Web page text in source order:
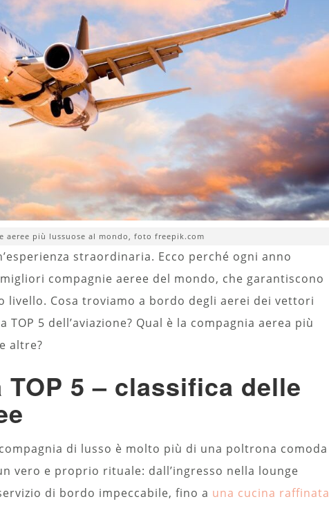
aeree più lussuose al mondo, foto freepik.com
straordinaria. Ecco perché ogni anno
compagnie aeree del mondo, che garantiscono
livello. Cosa troviamo a bordo degli aerei dei vettori
5 dell’aviazione? Qual è la compagnia aerea più
altre?
5 – classifica delle
di lusso è molto più di una poltrona comoda
vero e proprio rituale: dall’ingresso nella lounge
di bordo impeccabile, fino a una cucina raffinata